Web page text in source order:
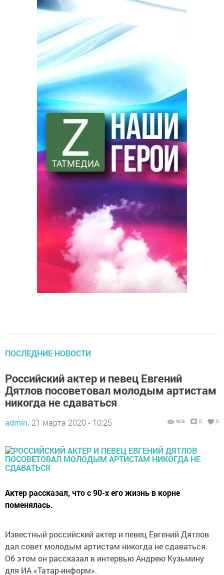
ПОСЛЕДНИЕ НОВОСТИ
Российский актер и певец Евгений
Дятлов посоветовал молодым артистам
никогда не сдаваться
admin, 21 марта 2020 - 10:25 903 0 0
Актер рассказал, что с 90-х его жизнь в корне
поменялась.
Известный российский актер и певец Евгений Дятлов
дал совет молодым артистам никогда не сдаваться.
Об этом он рассказал в интервью Андрею Кузьмину
для ИА «Татар-информ».